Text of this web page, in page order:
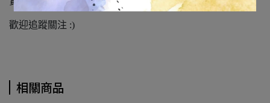
歡迎追蹤關注 :)
相關商品